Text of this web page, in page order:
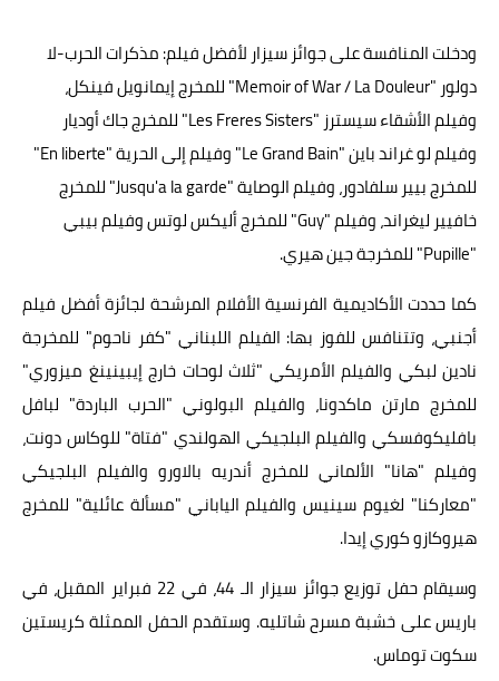
ودخلت المنافسة على جوائز سيزار لأفضل فيلم: مذكرات الحرب-لا
دولور "Memoir of War / La Douleur" للمخرج إيمانويل فينكل،
وفيلم الأشقاء سيسترز "Les Freres Sisters" للمخرج جاك أوديار
وفيلم لو غراند باين "Le Grand Bain" وفيلم إلى الحرية "En liberte"
للمخرج بيير سلفادور، وفيلم الوصاية "Jusqu'a la garde" للمخرج
خافيير ليغراند، وفيلم "Guy" للمخرج أليكس لوتس وفيلم بيبي
"Pupille" للمخرجة جين هيري.
كما حددت الأكاديمية الفرنسية الأفلام المرشحة لجائزة أفضل فيلم
أجنبي، وتتنافس للفوز بها: الفيلم اللبناني "كفر ناحوم" للمخرجة
نادين لبكي والفيلم الأمريكي "ثلاث لوحات خارج إيبينينغ ميزوري"
للمخرج مارتن ماكدونا، والفيلم البولوني "الحرب الباردة" لبافل
بافليكوفسكي والفيلم البلجيكي الهولندي "فتاة" للوكاس دونت،
وفيلم "هانا" الألماني للمخرج أندريه بالاورو والفيلم البلجيكي
"معاركنا" لغيوم سينيس والفيلم الياباني "مسألة عائلية" للمخرج
هيروكازو كوري إيدا.
وسيقام حفل توزيع جوائز سيزار الـ 44، في 22 فبراير المقبل، في
باريس على خشبة مسرح شاتليه. وستقدم الحفل الممثلة كريستين
سكوت توماس.